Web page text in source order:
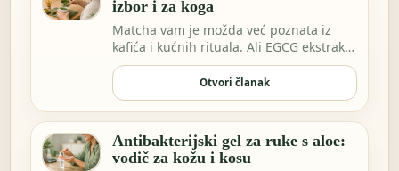
izbor i za koga
Matcha vam je možda već poznata iz
kafića i kućnih rituala. Ali EGCG ekstrakt
sve češće…
Otvori članak
Antibakterijski gel za ruke s aloe:
vodič za kožu i kosu